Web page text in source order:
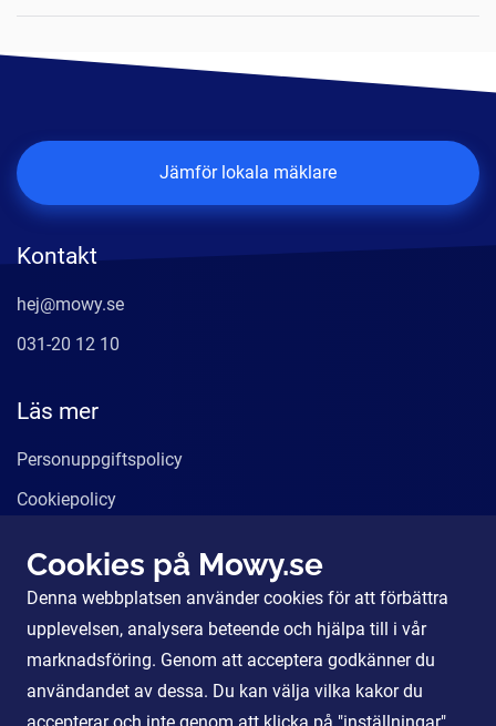
Kontakt
hej@mowy.se
031-20 12 10
Läs mer
Personuppgiftspolicy
Cookiepolicy
Våra tjänster
För Partners
Jämför lokala mäklare
Cookies på Mowy.se
Denna webbplatsen använder cookies för att förbättra
upplevelsen, analysera beteende och hjälpa till i vår
marknadsföring. Genom att acceptera godkänner du
användandet av dessa. Du kan välja vilka kakor du